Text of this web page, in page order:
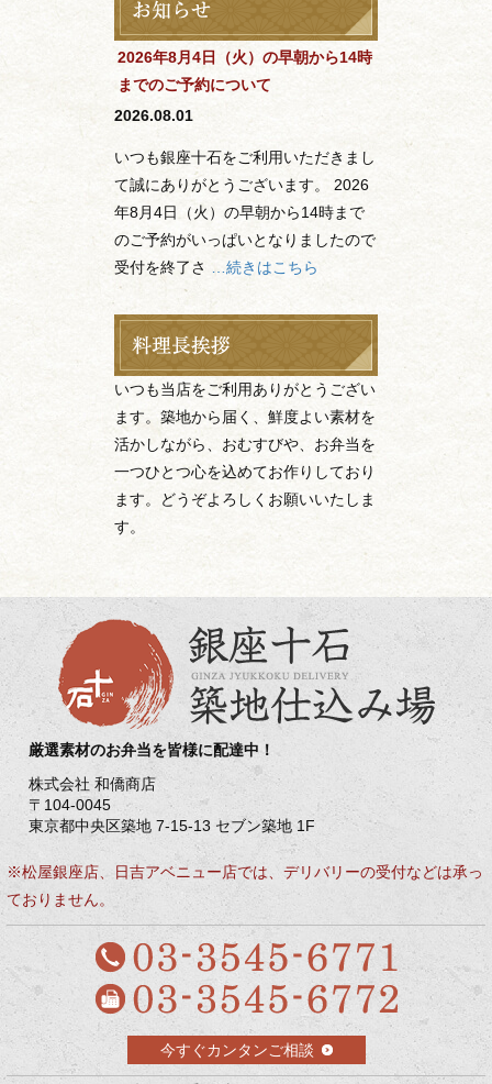
2026年8月4日（火）の早朝から14時
までのご予約について
2026.08.01
いつも銀座十石をご利用いただきまし
て誠にありがとうございます。 2026
年8月4日（火）の早朝から14時まで
のご予約がいっぱいとなりましたので
受付を終了さ
…続きはこちら
いつも当店をご利用ありがとうござい
ます。築地から届く、鮮度よい素材を
活かしながら、おむすびや、お弁当を
一つひとつ心を込めてお作りしており
ます。どうぞよろしくお願いいたしま
す。
厳選素材のお弁当を皆様に配達中！
株式会社 和僑商店
〒104-0045
東京都中央区築地 7-15-13 セブン築地 1F
※松屋銀座店、日吉アベニュー店では、デリバリーの受付などは承っ
ておりません。
今すぐカンタンご相談